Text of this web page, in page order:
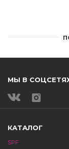
МЫ В
КАТАЛОГ
SPF